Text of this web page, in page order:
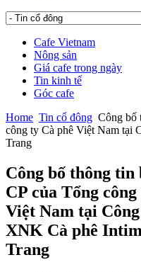
Cafe Vietnam
Nông sản
Giá cafe trong ngày
Tin kinh tế
Góc cafe
Home Tin cổ đông Công bố
công ty Cà phê Việt Nam tại
Trang
Công bố thông tin
CP của Tổng
Việt Nam tại
XNK Cà phê
Trang